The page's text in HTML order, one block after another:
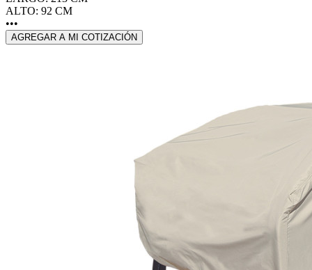
ALTO: 92 CM
•••
AGREGAR A MI COTIZACIÓN